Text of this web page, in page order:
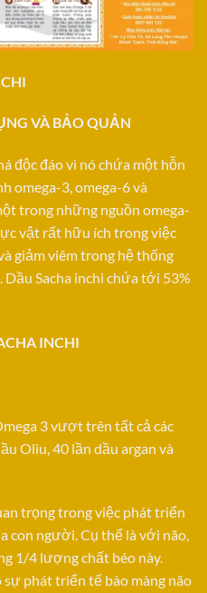
VÀ BẢO QUẢN
độc đáo vì nó chứa một hỗn
omega-3, omega-6 và
trong những nguồn omega-
vật rất hữu ích trong việc
giảm viêm trong hệ thống
Sacha inchi chứa tới 53%
INCHI
3 vượt trên tất cả các
Oliu, 40 lần dầu argan và
trọng trong việc phát triển
con người. Cụ thể là với não,
1/4 lượng chất béo này.
phát triển tế bào màng não